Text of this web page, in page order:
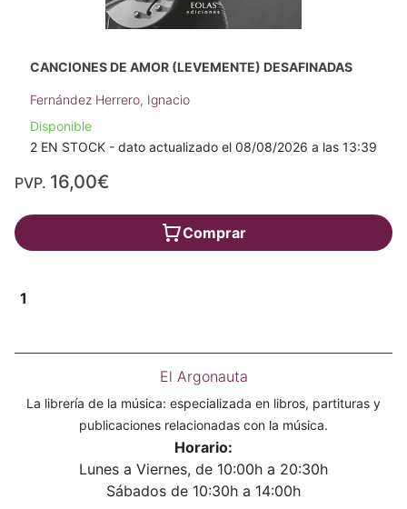
CANCIONES DE AMOR (LEVEMENTE) DESAFINADAS
Fernández Herrero, Ignacio
Disponible
2 EN STOCK - dato actualizado el 08/08/2026 a las 13:39
PVP. 16,00€
Comprar
1
El Argonauta
La librería de la música: especializada en libros, partituras y
publicaciones relacionadas con la música.
Horario:
Lunes a Viernes, de 10:00h a 20:30h
Sábados de 10:30h a 14:00h